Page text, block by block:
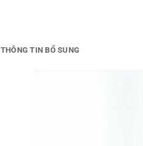
THÔNG TIN BỔ SUNG